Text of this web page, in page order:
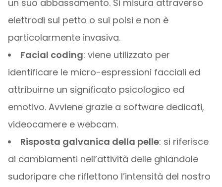
un suo abbassamento. Si misura attraverso
elettrodi sul petto o sui polsi e non è
particolarmente invasiva.
Facial coding: viene utilizzato per
identificare le micro-espressioni facciali ed
attribuirne un significato psicologico ed
emotivo. Avviene grazie a software dedicati,
videocamere e webcam.
Risposta galvanica della pelle: si riferisce
ai cambiamenti nell’attività delle ghiandole
sudoripare che riflettono l’intensità del nostro